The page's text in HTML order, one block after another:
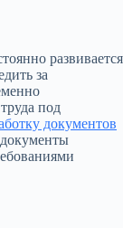
развивается
за
под
документов